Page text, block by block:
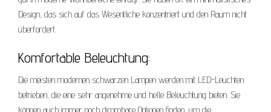
Design, das sich auf das Wesentliche konzentriert und den Raum nicht
überfordert.
Komfortable Beleuchtung:
Die meisten modernen schwarzen Lampen werden mit LED-Leuchten
betrieben, die eine sehr angenehme und helle Beleuchtung bieten. Sie
können auch immer noch dimmbare Optionen finden, um die